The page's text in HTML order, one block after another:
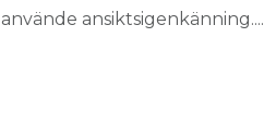
använde ansiktsigenkänning....